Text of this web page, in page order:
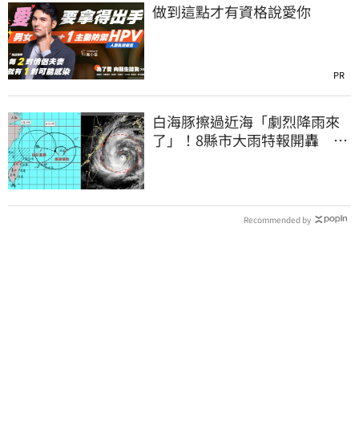
做到這點才有資格說愛你
PR
白海豚擦過近海「劇烈降雨來
了」！8縣市大雨特報開轟 今
Recommended by